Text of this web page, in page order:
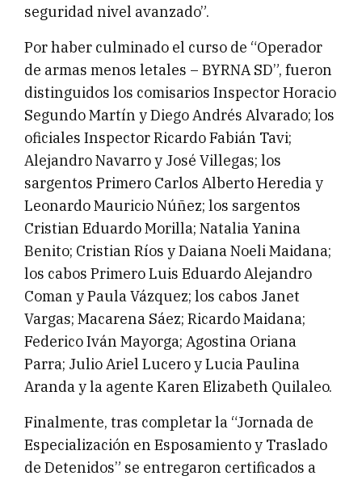
seguridad nivel avanzado”.
Por haber culminado el curso de “Operador
de armas menos letales – BYRNA SD”, fueron
distinguidos los comisarios Inspector Horacio
Segundo Martín y Diego Andrés Alvarado; los
oficiales Inspector Ricardo Fabián Tavi;
Alejandro Navarro y José Villegas; los
sargentos Primero Carlos Alberto Heredia y
Leonardo Mauricio Núñez; los sargentos
Cristian Eduardo Morilla; Natalia Yanina
Benito; Cristian Ríos y Daiana Noeli Maidana;
los cabos Primero Luis Eduardo Alejandro
Coman y Paula Vázquez; los cabos Janet
Vargas; Macarena Sáez; Ricardo Maidana;
Federico Iván Mayorga; Agostina Oriana
Parra; Julio Ariel Lucero y Lucia Paulina
Aranda y la agente Karen Elizabeth Quilaleo.
Finalmente, tras completar la “Jornada de
Especialización en Esposamiento y Traslado
de Detenidos” se entregaron certificados a